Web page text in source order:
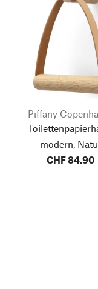
Piffany
modern,
CHF 84.90